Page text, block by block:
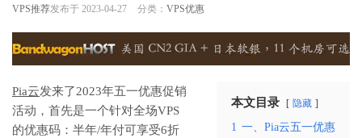
VPS推荐发布于 2023-04-27 分类： VPS优惠
本文目录 隐藏
1 一、Pia云五一优惠
Pia云发来了2023年五一优惠促销
活动，首先是一个针对全场VPS
的优惠码：半年/年付可享受6折